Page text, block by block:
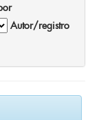
Autor/registro